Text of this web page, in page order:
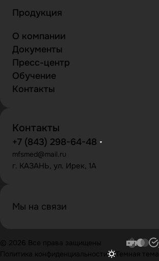
Продукция
О компании
Документы
Пресс-центр
Обучение
Контакты
Контакты
+7 (843) 298-64-48
mfsmed@mail.ru
г. КАЗАНЬ, ул. Ирек, 1А
Мы на связи
© 2026 Все права защищены
Политика конфиденциальности
Темная тема